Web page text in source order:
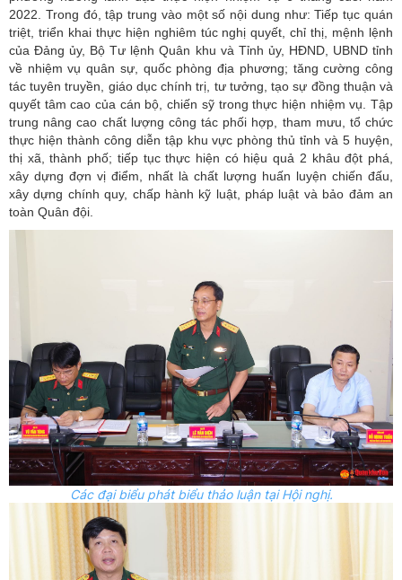
2022. Trong đó, tập trung vào một số nội dung như: Tiếp tục quán
triệt, triển khai thực hiện nghiêm túc nghị quyết, chỉ thị, mệnh lệnh
của Đảng ủy, Bộ Tư lệnh Quân khu và Tỉnh ủy, HĐND, UBND tỉnh
về nhiệm vụ quân sự, quốc phòng địa phương; tăng cường công
tác tuyên truyền, giáo dục chính trị, tư tưởng, tạo sự đồng thuận và
quyết tâm cao của cán bộ, chiến sỹ trong thực hiện nhiệm vụ. Tập
trung nâng cao chất lượng công tác phối hợp, tham mưu, tổ chức
thực hiện thành công diễn tập khu vực phòng thủ tỉnh và 5 huyện,
thị xã, thành phố; tiếp tục thực hiện có hiệu quả 2 khâu đột phá,
xây dựng đợn vị điểm, nhất là chất lượng huấn luyện chiến đấu,
xây dựng chính quy, chấp hành kỹ luật, pháp luật và bảo đảm an
toàn Quân đội.
Các đại biểu phát biểu thảo luận tại Hội nghị.